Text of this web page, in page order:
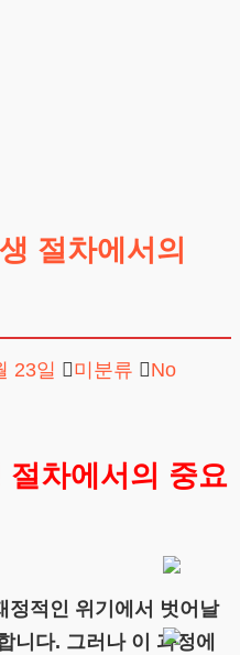
절차에서의
23일 미분류
No
차에서의 중요
정적인 위기에서 벗어날
니다. 그러나 이 과정에